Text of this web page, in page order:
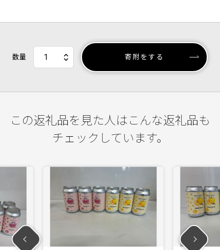
数量 寄附をする
この返礼品を見た人はこんな返礼品も
チェックしています。